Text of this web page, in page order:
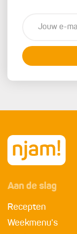
Aan de slag
Recepten
Weekmenu's